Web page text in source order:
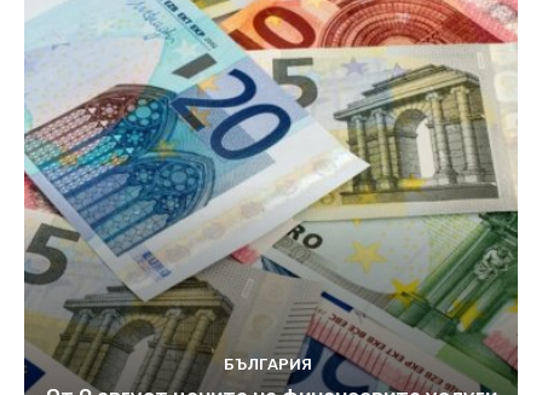
БЪЛГАРИЯ